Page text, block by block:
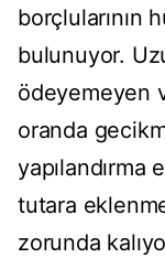
borçlularının
bulunuyor.
ödeyemeyen
oranda
yapılandırma
tutara
zorunda